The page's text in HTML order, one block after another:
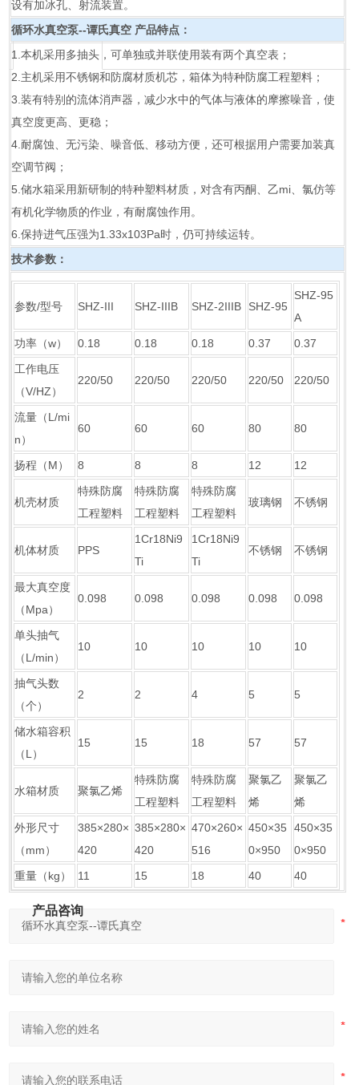
设有加冰孔、射流装置。
循环水真空泵--谭氏真空 产品特点：
1.本机采用多抽头，可单独或并联使用装有两个真空表；
2.主机采用不锈钢和防腐材质机芯，箱体为特种防腐工程塑料；
3.装有特别的流体消声器，减少水中的气体与液体的摩擦噪音，使
真空度更高、更稳；
4.耐腐蚀、无污染、噪音低、移动方便，还可根据用户需要加装真
空调节阀；
5.储水箱采用新研制的特种塑料材质，对含有丙酮、乙mi、氯仿等
有机化学物质的作业，有耐腐蚀作用。
6.保持进气压强为1.33x103Pa时，仍可持续运转。
技术参数：
参数/型号 SHZ-III SHZ-IIIB SHZ-2IIIB SHZ-95
SHZ-95
A
功率（w）
0.18 0.18 0.18 0.37
0.37
工作电压
（V/HZ）
220/50 220/50 220/50 220/50 220/50
流量（L/mi
n）
60 60 60 80 80
扬程（M） 8 8 8 12 12
机壳材质
特殊防腐
工程塑料
特殊防腐
工程塑料
特殊防腐
工程塑料
玻璃钢 不锈钢
机体材质 PPS
1Cr18Ni9
Ti
1Cr18Ni9
Ti
不锈钢 不锈钢
最大真空度
（Mpa）
0.098 0.098 0.098 0.098 0.098
单头抽气
（L/min）
10 10 10 10 10
抽气头数
（个）
2 2 4 5 5
储水箱容积
（L）
15 15 18 57 57
水箱材质 聚氯乙烯
特殊防腐
工程塑料
特殊防腐
工程塑料
聚氯乙
烯
聚氯乙
烯
外形尺寸
（mm）
385×280×
420
385×280×
420
470×260×
516
450×35
0×950
450×35
0×950
重量（kg）
11 15 18 40 40
产品咨询